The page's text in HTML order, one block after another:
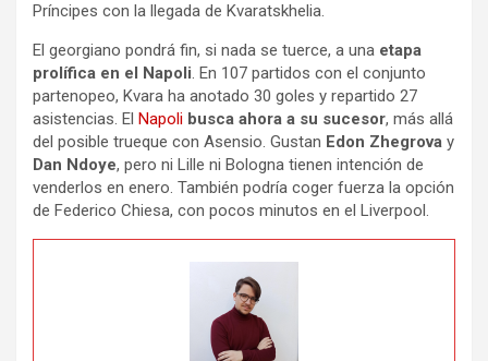
Príncipes con la llegada de Kvaratskhelia.
El georgiano pondrá fin, si nada se tuerce, a una etapa
prolífica en el Napoli. En 107 partidos con el conjunto
partenopeo, Kvara ha anotado 30 goles y repartido 27
asistencias. El Napoli busca ahora a su sucesor, más allá
del posible trueque con Asensio. Gustan Edon Zhegrova y
Dan Ndoye, pero ni Lille ni Bologna tienen intención de
venderlos en enero. También podría coger fuerza la opción
de Federico Chiesa, con pocos minutos en el Liverpool.